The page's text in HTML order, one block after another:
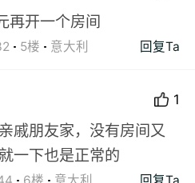
再开一个房间
5楼 意大利 回复Ta
1
戚朋友家，没有房间又
一下也是正常的